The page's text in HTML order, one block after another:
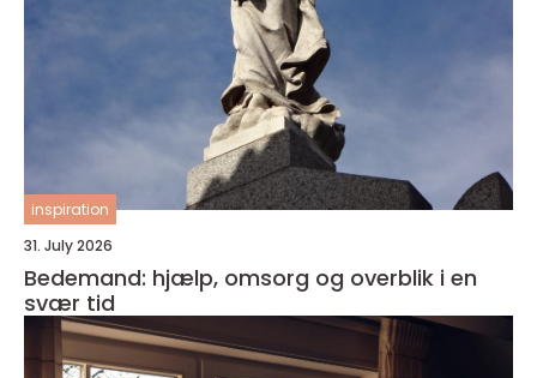
inspiration
31. July 2026
Bedemand: hjælp, omsorg og overblik i en
svær tid